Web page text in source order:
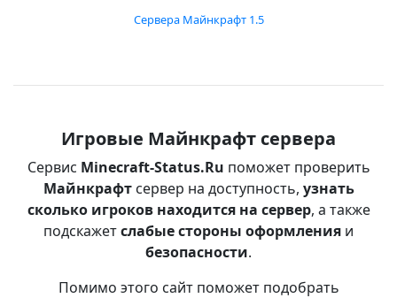
Сервера Майнкрафт 1.5
Игровые Майнкрафт сервера
Сервис Minecraft-Status.Ru поможет проверить
Майнкрафтсервер на доступность, узнать
сколько игроков находится на сервер, а также
подскажетслабые стороны оформления и
безопасности.
Помимо этого сайт поможет подобрать